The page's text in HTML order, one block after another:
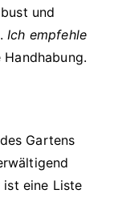
und
Ich empfehle
Gartens
eine Liste